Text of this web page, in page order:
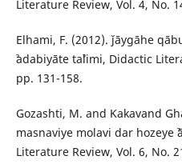
Literature Review, Vol. 4, No.
Elhami, F. (2012). ǰāygāhe
ˀadabiyāte taˀlimi, Didactic
pp. 131-158.
Gozashti, M. and Kakavand
masnaviye molavi dar hozeye
Literature Review, Vol. 6, No.